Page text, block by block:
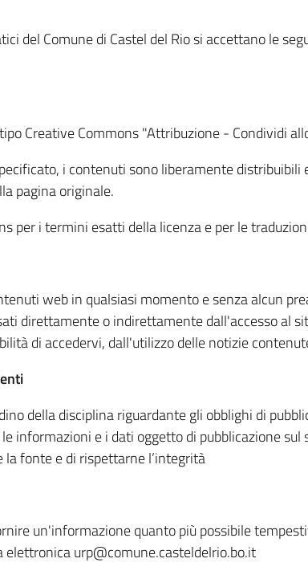
del Comune di Castel del Rio si accettano le
Creative Commons "Attribuzione - Condividi
i contenuti sono liberamente
pagina originale.
per i termini esatti della licenza e per le
web in qualsiasi momento e senza alcun
direttamente o indirettamente dall'accesso al
di accedervi, dall'utilizzo delle notizie
della disciplina riguardante gli obblighi di
informazioni e i dati oggetto di pubblicazione
fonte e di rispettarne l’integrità
un'informazione quanto più possibile
urp@comune.casteldelrio.bo.it